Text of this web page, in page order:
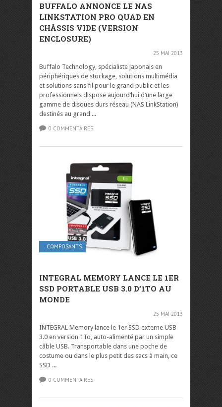
BUFFALO ANNONCE LE NAS
LINKSTATION PRO QUAD EN
CHÂSSIS VIDE (VERSION
ENCLOSURE)
25 MAI 2013
Buffalo Technology, spécialiste japonais en
périphériques de stockage, solutions multimédia
et solutions sans fil pour le grand public et les
professionnels dispose aujourd’hui d’une large
gamme de disques durs réseau (NAS LinkStation)
destinés au grand ...
0 COMMENTAIRES
COMPOSANTS
INTEGRAL MEMORY LANCE LE 1ER
SSD PORTABLE USB 3.0 D’1TO AU
MONDE
25 MAI 2013
INTEGRAL Memory lance le 1er SSD externe USB
3.0 en version 1To, auto-alimenté par un simple
câble USB. Transportable dans une poche de
costume ou dans le plus petit des sacs à main, ce
SSD ...
0 COMMENTAIRES